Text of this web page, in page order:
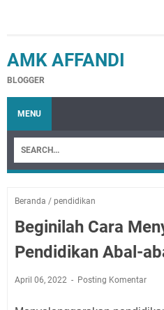
AMK AFFANDI
BLOGGER
MENU
Beranda / pendidikan
Beginilah Cara
Pendidikan Abal-
April 06, 2022 Posting Komentar